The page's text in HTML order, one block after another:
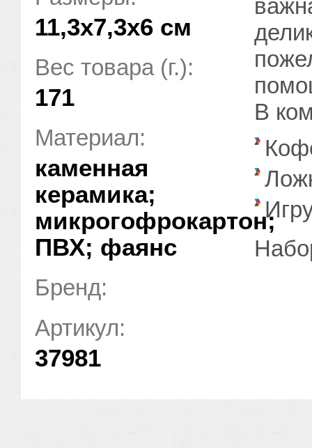
11,3х7,3х6 см
Вес товара (г.):
171
Материал:
каменная
керамика;
микрогофрокартон;
ПВХ; фаянс
Бренд:
Артикул:
37981
В